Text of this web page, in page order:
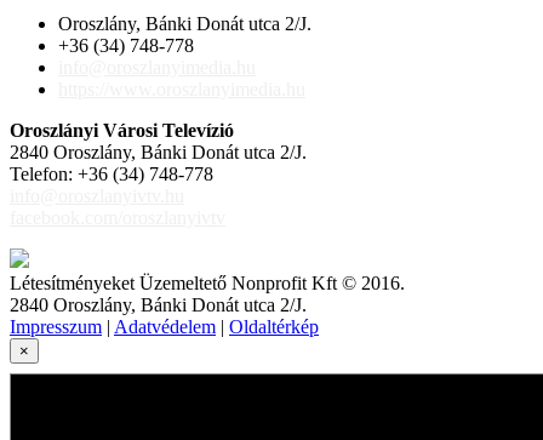
Oroszlány, Bánki Donát utca 2/J.
+36 (34) 748-778
Oroszlányi Városi Televízió
2840 Oroszlány, Bánki Donát utca 2/J.
Telefon: +36 (34) 748-778
Létesítményeket Üzemeltető Nonprofit Kft © 2016.
2840 Oroszlány, Bánki Donát utca 2/J.
Impresszum | Adatvédelem | Oldaltérkép
×